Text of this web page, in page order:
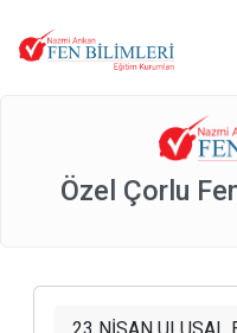
Özel Çorlu